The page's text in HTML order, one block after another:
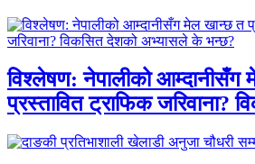
विश्लेषण: नेपालीको आम्दानीसँग
प्रस्तावित ट्राफिक जरिवाना?